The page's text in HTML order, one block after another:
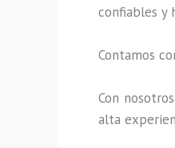
confiables y
Contamos
Con
alta